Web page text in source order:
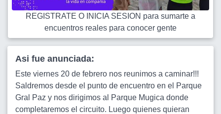
REGISTRATE O INICIA SESION para sumarte a
encuentros reales para conocer gente
Asi fue anunciada:
Este viernes 20 de febrero nos reunimos a caminar!!!
Saldremos desde el punto de encuentro en el Parque
Gral Paz y nos dirigimos al Parque Mugica donde
completaremos el circuito. Luego quienes quieran